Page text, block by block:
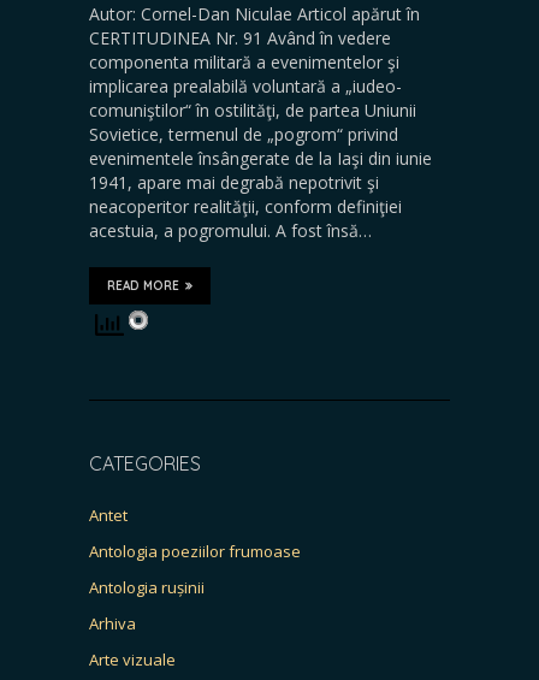
Autor: Cornel-Dan Niculae Articol apărut în
CERTITUDINEA Nr. 91 Având în vedere
componenta militară a evenimentelor şi
implicarea prealabilă voluntară a „iudeo-
comuniştilor“ în ostilităţi, de partea Uniunii
Sovietice, termenul de „pogrom“ privind
evenimentele însângerate de la Iaşi din iunie
1941, apare mai degrabă nepotrivit şi
neacoperitor realităţii, conform definiţiei
acestuia, a pogromului. A fost însă…
READ MORE
CATEGORIES
Antet
Antologia poeziilor frumoase
Antologia rușinii
Arhiva
Arte vizuale